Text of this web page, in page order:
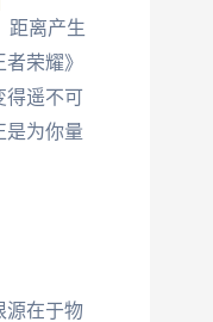
距离产生
荣耀》
得遥不可
是为你量
源在于物